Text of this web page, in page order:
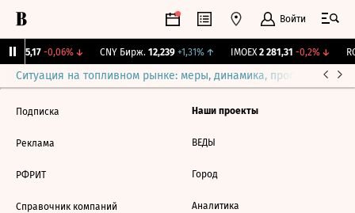
Войти
115,17 -0,06%↓ CNY Бирж. 12,239 +1,31%↑ IMOEX 2 281,31 -0,2%↓
Ситуация на топливном рынке: меры, динамика, прогнозы
Подписка
Реклама
РФРИТ
Справочник компаний
Наши проекты
ВЕДЫ
Город
Аналитика